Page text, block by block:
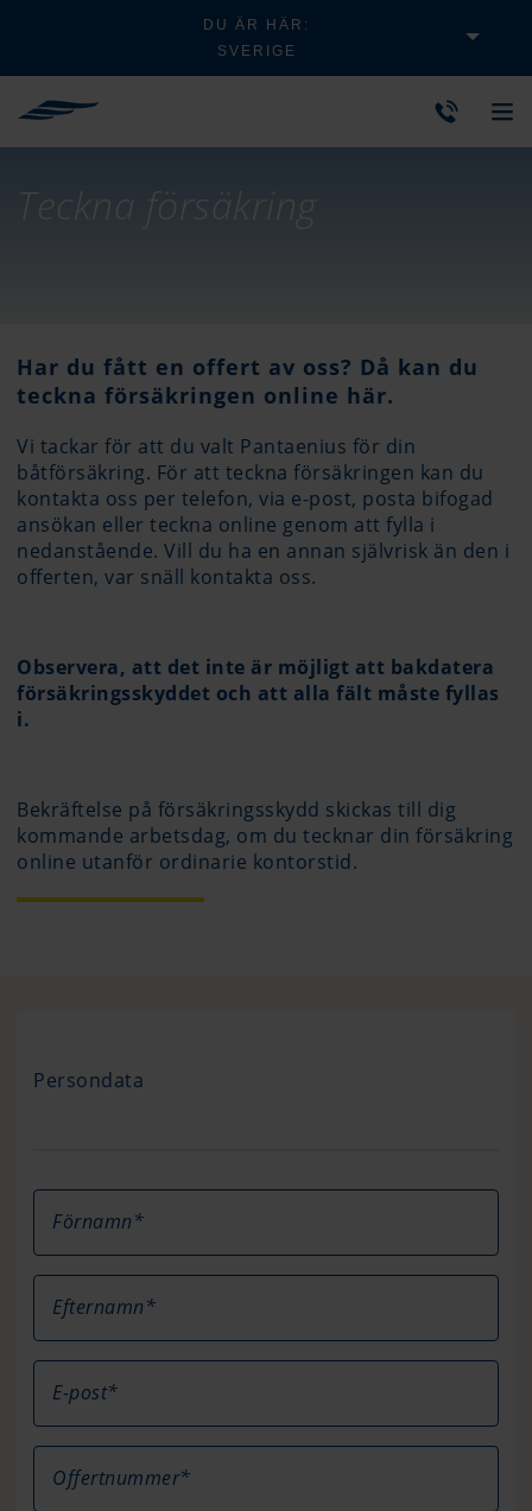
DU ÄR HÄR:
SVERIGE
Teckna försäkring
Har du fått en offert av oss? Då kan du
teckna försäkringen online här.
Vi tackar för att du valt Pantaenius för din
båtförsäkring. För att teckna försäkringen kan du
kontakta oss per telefon, via e-post, posta bifogad
ansökan eller teckna online genom att fylla i
nedanstående. Vill du ha en annan självrisk än den i
offerten, var snäll kontakta oss.
Observera, att det inte är möjligt att bakdatera
försäkringsskyddet och att alla fält måste fyllas
i.
Bekräftelse på försäkringsskydd skickas till dig
kommande arbetsdag, om du tecknar din försäkring
online utanför ordinarie kontorstid.
Persondata
Förnamn*
Efternamn*
E-post*
Offertnummer*